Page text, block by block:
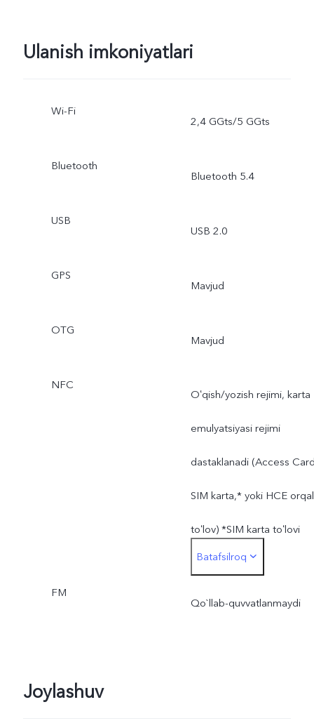
Ulanish imkoniyatlari
Wi-Fi
2,4 GGts/5 GGts
Bluetooth
Bluetooth 5.4
USB
USB 2.0
GPS
Mavjud
OTG
Mavjud
NFC
Oʻqish/yozish rejimi, karta
emulyatsiyasi rejimi
dastaklanadi (Access
SIM karta,* yoki HCE
toʻlov) *SIM karta toʻlovi
uchun ishlatiladigan SIM
kartani faqat 1-SIM karta
Batafsilroq
FM
Qo`llab-quvvatlanmaydi
Joylashuv